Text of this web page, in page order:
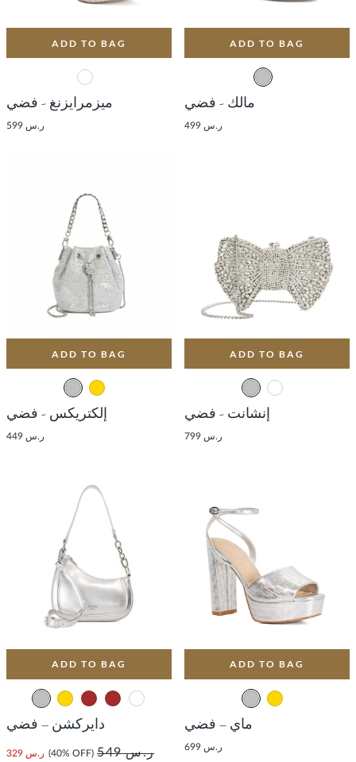
ADD TO BAG
ميزمرايزنغ - فضي
ر.س 599
ADD TO BAG
مالك - فضي
ر.س 499
ADD TO BAG
إلكتريكس - فضي
ر.س 449
ADD TO BAG
إنشانت - فضي
ر.س 799
ADD TO BAG
دايركشن – فضي
ر.س 329 (40% OFF) ر.س 549
ADD TO BAG
ماي – فضي
ر.س 699